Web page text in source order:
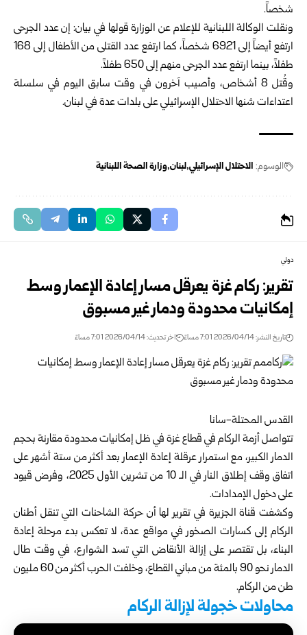
شخصاً.
ونقلت الوكالة اللبنانية للإعلام عن الوزارة قولها في بيان: إن عدد الجرحى
ارتفع أيضاً إلى 6921 شخصاً، كما ارتفع عدد القتلى من الأطفال إلى 168
طفلاً، بينما ارتفع عدد الجرحى منهم إلى 650 طفلاً.
وقُتل 8 أشخاص، وأصيب آخرون في وقت سابق اليوم في سلسلة
اعتداءات شنها الاحتلال الإسرائيلي على بلدات عدة في لبنان.
الوسوم: الاحتلال الإسرائيلي لبنان وزارة الصحة اللبنانية
دولي
تقرير: ركام غزة يعرقل مسار إعادة الإعمار وسط
إمكانيات محدودة ودمار غير مسبوق
تاريخ النشر: 2026/04/14 7:01 مساءً اخر تحديث: 2026/04/14 7:01 مساءً
القدس المحتلة-سانا
تتواصل أزمة الركام في قطاع غزة في ظل إمكانيات محدودة مقارنة بحجم
الدمار الكبير، مع استمرار عرقلة إعادة الإعمار بعد أكثر من ستة أشهر على
اتفاق وقف إطلاق النار في الـ 10 من تشرين الأول 2025، وفرض قيود
على دخول الإمدادات.
وكشفت قناة الجزيرة في تقرير لها أن حركة الشاحنات التي تنقل أطنان
الركام إلى كسارات الصخور في مواقع عدة، لا تعكس بدء مرحلة إعادة
البناء، بل تقتصر على إزالة الأنقاض التي تسد الشوارع، في وقت طال
الدمار نحو 90 بالمئة من مباني القطاع، وخلفت الحرب أكثر من 60 مليون
طن من الركام.
محاولات خجولة لإزالة الركام